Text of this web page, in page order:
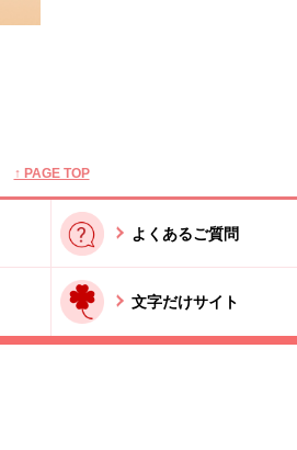
↑ PAGE TOP
よくあるご質問
文字だけサイト